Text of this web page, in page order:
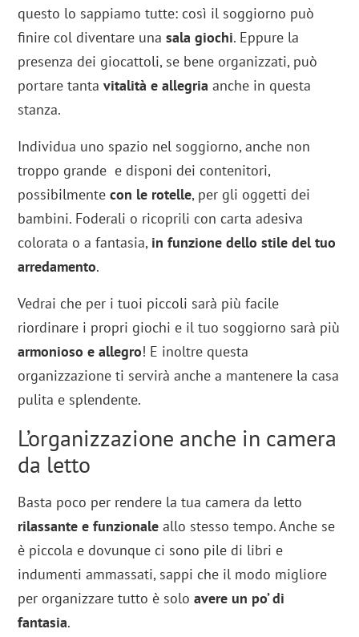
questo lo sappiamo tutte: così il soggiorno può
finire col diventare unasala giochi. Eppure la
presenza dei giocattoli, se bene organizzati, può
portare tantavitalità e allegria anche in questa
stanza.
Individua uno spazio nel soggiorno, anche non
troppo grande e disponi dei contenitori,
possibilmentecon le rotelle, per gli oggetti dei
bambini. Foderali o ricoprili con carta adesiva
colorata o a fantasia, in funzione dello stile del tuo
arredamento.
Vedrai che per i tuoi piccoli sarà più facile
riordinare i propri giochi e il tuo soggiorno sarà più
armonioso e allegro! E inoltre questa
organizzazione ti servirà anche a mantenere la casa
pulita e splendente.
L’organizzazione anche in camera
da letto
Basta poco per rendere la tua camera da letto
rilassante e funzionale allo stesso tempo. Anche se
è piccola e dovunque ci sono pile di libri e
indumenti ammassati, sappi che il modo migliore
per organizzare tutto è soloavere un po’ di
fantasia.